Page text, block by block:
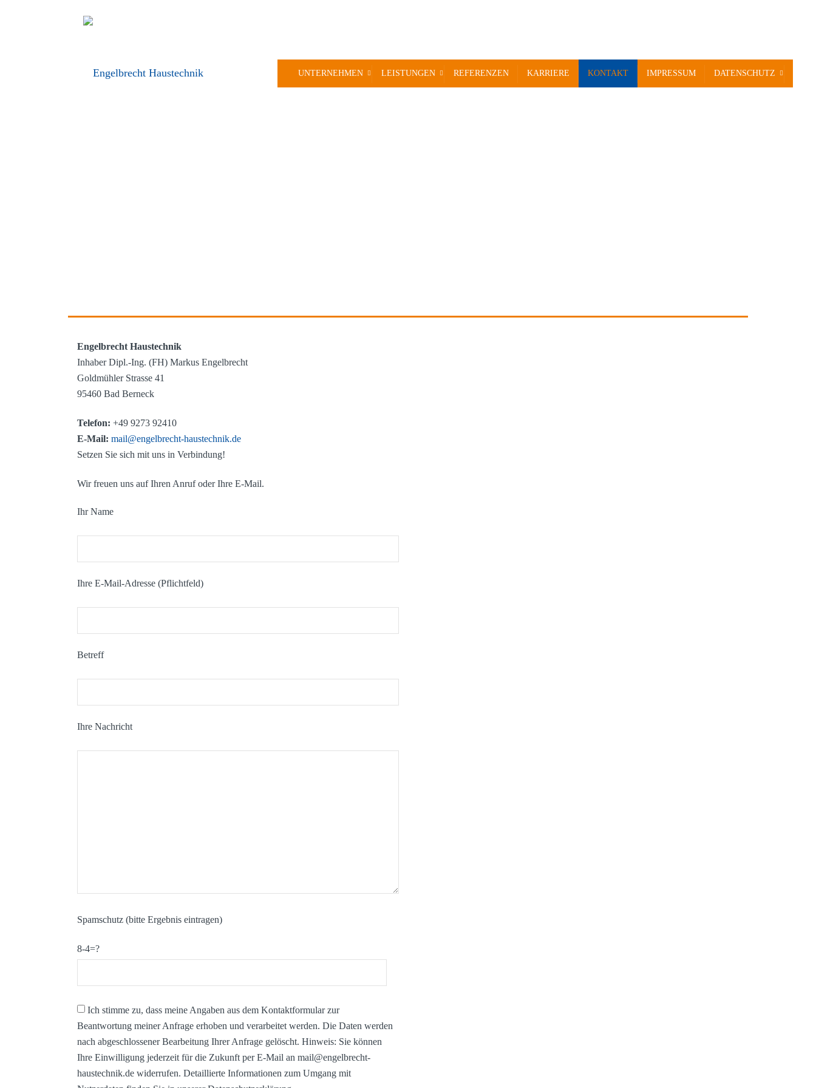
UNTERNEHMEN LEISTUNGEN REFERENZEN KARRIERE KONTAKT IMPRESSUM DATENSCHUTZ
Engelbrecht Haustechnik
Inhaber Dipl.-Ing. (FH) Markus Engelbrecht
Goldmühler Strasse 41
95460 Bad Berneck
Telefon: +49 9273 92410
E-Mail: mail@engelbrecht-haustechnik.de
Setzen Sie sich mit uns in Verbindung!
Wir freuen uns auf Ihren Anruf oder Ihre E-Mail.
Ihr Name
Ihre E-Mail-Adresse (Pflichtfeld)
Betreff
Ihre Nachricht
Spamschutz (bitte Ergebnis eintragen)
8-4=?
Ich stimme zu, dass meine Angaben aus dem Kontaktformular zur
Beantwortung meiner Anfrage erhoben und verarbeitet werden. Die Daten werden
nach abgeschlossener Bearbeitung Ihrer Anfrage gelöscht. Hinweis: Sie können
Ihre Einwilligung jederzeit für die Zukunft per E-Mail an mail@engelbrecht-
haustechnik.de widerrufen. Detaillierte Informationen zum Umgang mit